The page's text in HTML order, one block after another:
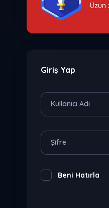
Uzun
Giriş Yap
Kullanıcı Adı
Şifre
Beni Hatırla